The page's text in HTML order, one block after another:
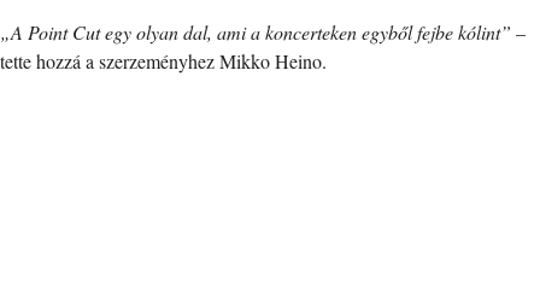
„A Point Cut egy olyan dal, ami a koncerteken egyből fejbe kólint” –
tette hozzá a szerzeményhez Mikko Heino.